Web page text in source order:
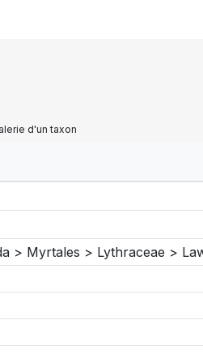
d'un taxon
> Myrtales > Lythraceae >